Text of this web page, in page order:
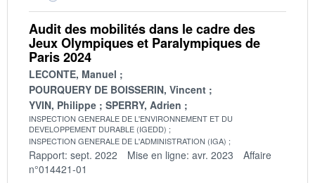
Audit des mobilités dans le cadre des
Jeux Olympiques et Paralympiques de
Paris 2024
LECONTE, Manuel
POURQUERY DE BOISSERIN, Vincent
YVIN, Philippe
SPERRY, Adrien
INSPECTION GENERALE DE L'ENVIRONNEMENT ET DU
DEVELOPPEMENT DURABLE (IGEDD)
INSPECTION GENERALE DE L'ADMINISTRATION (IGA)
Rapport: sept. 2022 Mise en ligne: avr. 2023
Affaire
n°014421-01